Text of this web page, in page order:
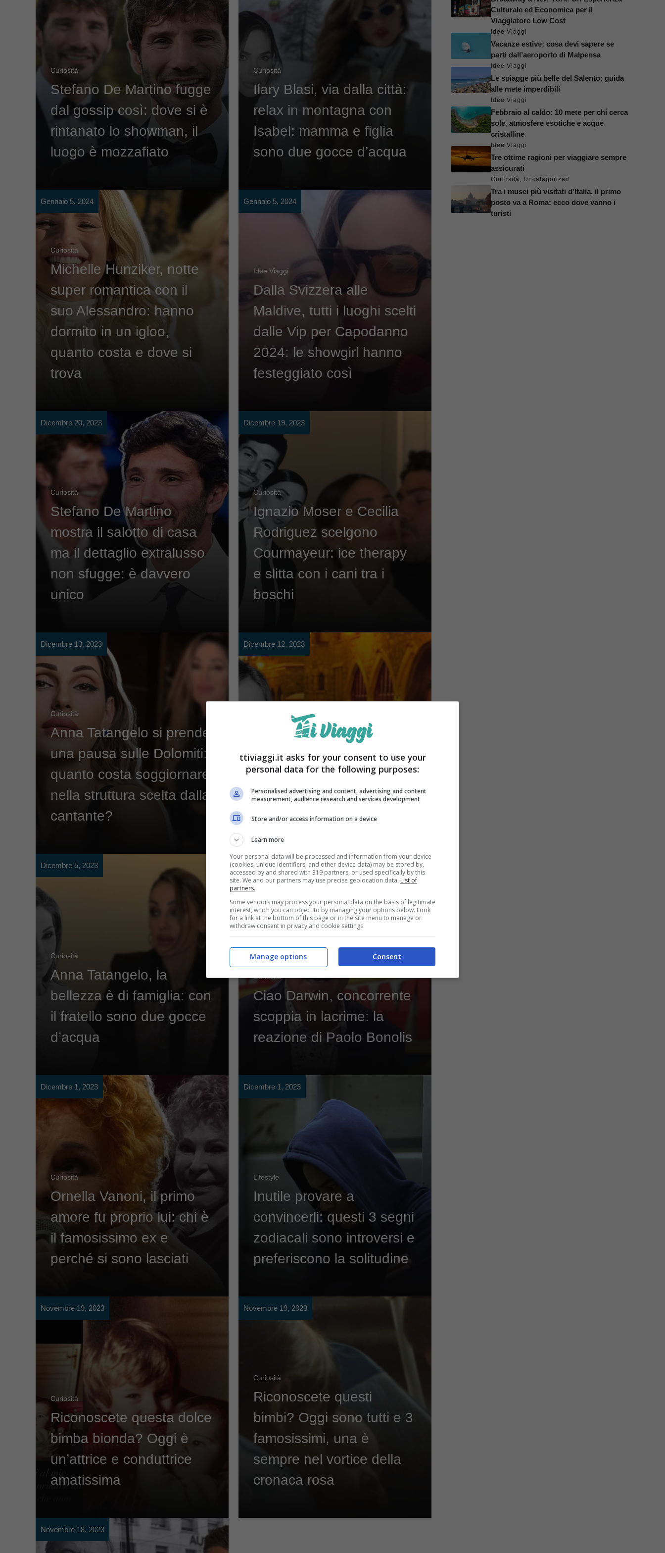
Curiosità
Stefano De Martino fugge
dal gossip così: dove si è
rintanato lo showman, il
luogo è mozzafiato
Curiosità
Ilary Blasi, via dalla città:
relax in montagna con
Isabel: mamma e figlia
sono due gocce d’acqua
Gennaio 5, 2024
Curiosità
Michelle Hunziker, notte
super romantica con il
suo Alessandro: hanno
dormito in un igloo,
quanto costa e dove si
trova
Gennaio 5, 2024
Idee Viaggi
Dalla Svizzera alle
Maldive, tutti i luoghi scelti
dalle Vip per Capodanno
2024: le showgirl hanno
festeggiato così
Dicembre 20, 2023
Curiosità
Stefano De Martino
mostra il salotto di casa
ma il dettaglio extralusso
non sfugge: è davvero
unico
Dicembre 19, 2023
Curiosità
Ignazio Moser e Cecilia
Rodriguez scelgono
Courmayeur: ice therapy
e slitta con i cani tra i
boschi
Dicembre 13, 2023
Curiosità
Anna Tatangelo si prende
una pausa sulle Dolomiti:
quanto costa soggiornare
nella struttura scelta dalla
cantante?
Dicembre 12, 2023
Ilary Blasi e Chiara
Ferragni scelgono la
stessa meta: l’idea
viaggio da copiare
Dicembre 5, 2023
Curiosità
Anna Tatangelo, la
bellezza è di famiglia: con
il fratello sono due gocce
d’acqua
Dicembre 1, 2023
Curiosità
Ciao Darwin, concorrente
scoppia in lacrime: la
reazione di Paolo Bonolis
Dicembre 1, 2023
Curiosità
Ornella Vanoni, il primo
amore fu proprio lui: chi è
il famosissimo ex e
perché si sono lasciati
Dicembre 1, 2023
Lifestyle
Inutile provare a
convincerli: questi 3 segni
zodiacali sono introversi e
preferiscono la solitudine
Novembre 19, 2023
Curiosità
Riconoscete questa dolce
bimba bionda? Oggi è
un’attrice e conduttrice
amatissima
Novembre 19, 2023
Curiosità
Riconoscete questi
bimbi? Oggi sono tutti e 3
famosissimi, una è
sempre nel vortice della
cronaca rosa
Novembre 18, 2023
Culturale ed Economica per il
Viaggiatore Low Cost
Idee Viaggi
Vacanze estive: cosa devi sapere se
parti dall’aeroporto di Malpensa
Idee Viaggi
Le spiagge più belle del Salento: guida
alle mete imperdibili
Idee Viaggi
Febbraio al caldo: 10 mete per chi cerca
sole, atmosfere esotiche e acque
cristalline
Idee Viaggi
Tre ottime ragioni per viaggiare sempre
assicurati
Curiosità, Uncategorized
Tra i musei più visitati d’Italia, il primo
posto va a Roma: ecco dove vanno i
turisti
ttiviaggi.it asks for your consent to use your
personal data for the following purposes:
Personalised advertising and content, advertising and content
measurement, audience research and services development
Store and/or access information on a device
Learn more
Your personal data will be processed and information from your device
(cookies, unique identifiers, and other device data) may be stored by,
accessed by and shared with 319 partners, or used specifically by this
site. We and our partners may use precise geolocation data. List of
partners.
Some vendors may process your personal data on the basis of legitimate
interest, which you can object to by managing your options below. Look
for a link at the bottom of this page or in the site menu to manage or
withdraw consent in privacy and cookie settings.
Consent
Manage options